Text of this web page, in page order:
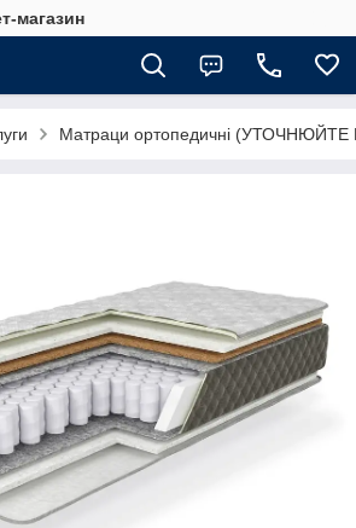
магазин
Матраци ортопедичні